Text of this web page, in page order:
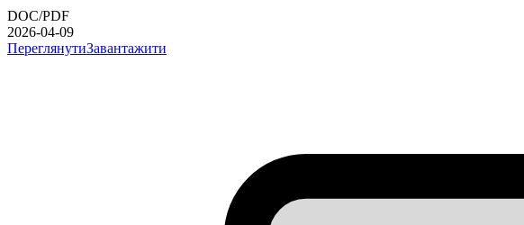
DOC/PDF
2026-04-09
ПереглянутиЗавантажити